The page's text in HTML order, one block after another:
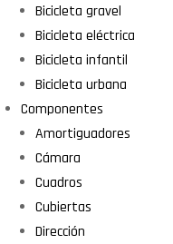
Bicicleta gravel
Bicicleta eléctrica
Bicicleta infantil
Bicicleta urbana
Componentes
Amortiguadores
Cámara
Cuadros
Cubiertas
Dirección